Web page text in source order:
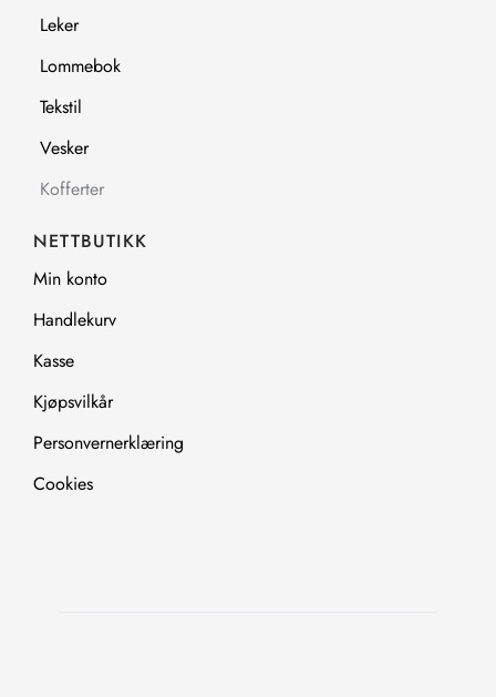
Leker
Lommebok
Tekstil
Vesker
Kofferter
NETTBUTIKK
Min konto
Handlekurv
Kasse
Kjøpsvilkår
Personvernerklæring
Cookies